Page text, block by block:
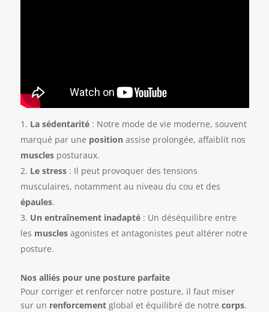
La sédentarité: Notre mode de vie moderne, souvent
marqué par une position assise prolongée, affaiblit nos
musclesposturaux.
Le stress: Il peut provoquer des tensions
musculaires, notamment au niveau du cou et des
épaules.
Un entraînement inadapté: Un déséquilibre entre
les musclesagonistes et antagonistes peut altérer notre
posture.
Nos alliés pour une posture parfaite
Pour corriger et renforcer notre posture, il faut miser
sur un renforcementglobal et équilibré de notre corps.